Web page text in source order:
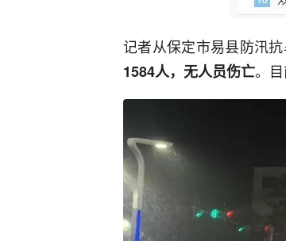
记者从保定市易县防汛抗
1584人，无人员伤亡。